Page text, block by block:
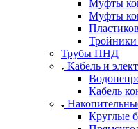
Муфты
Муфты
Трубы ПНД
Кабель и
Кабель
Круглые